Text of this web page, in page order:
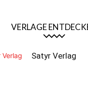
VERLAGE
Satyr Verlag